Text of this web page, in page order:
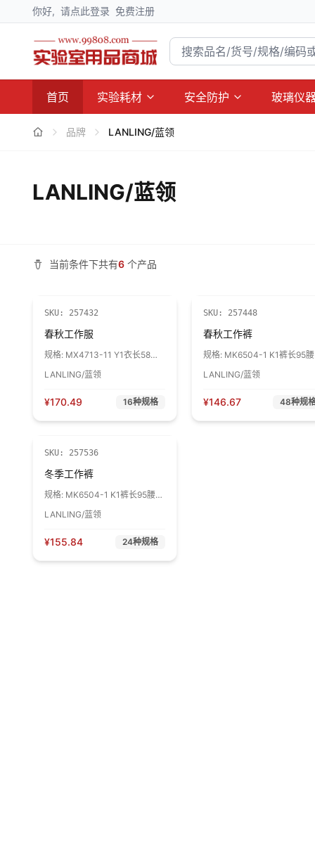
你好, 请点此登录 免费注册
首页 实验耗材 安全防护 玻璃仪
品牌 LANLING/蓝领
LANLING/蓝领
当前条件下共有6 个产品
SKU: 257432
春秋工作服
规格: MX4713-11 Y1衣长58胸
LANLING/蓝领
¥170.49 16种规格
SKU: 257448
春秋工作裤
规格: MK6504-1 K1裤长95
LANLING/蓝领
¥146.67 48种规
SKU: 257536
冬季工作裤
规格: MK6504-1 K1裤长95腰围
LANLING/蓝领
¥155.84 24种规格